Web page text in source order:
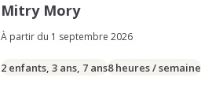
Mitry Mory
À partir du 1 septembre 2026
2 enfants, 3 ans, 7 ans8 heures / semaine